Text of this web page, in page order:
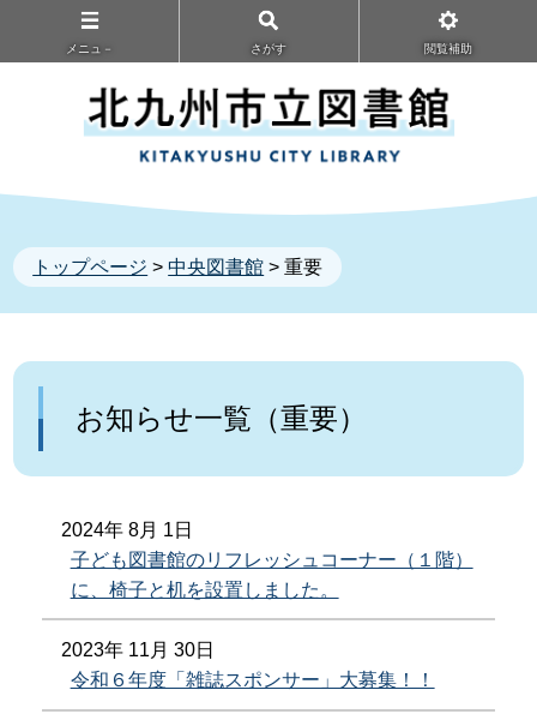
メニュ－ さがす 閲覧補助
トップページ >中央図書館 > 重要
お知らせ一覧（重要）
2024年 8月 1日
子ども図書館のリフレッシュコーナー（１階）
に、椅子と机を設置しました。
2023年 11月 30日
令和６年度「雑誌スポンサー」大募集！！